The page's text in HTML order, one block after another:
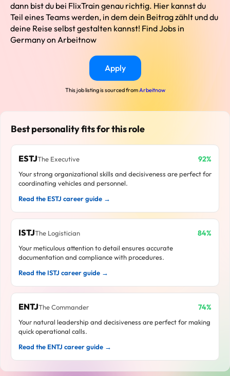
dann bist du bei FlixTrain genau richtig. Hier kannst du
Teil eines Teams werden, in dem dein Beitrag zählt und du
deine Reise selbst gestalten kannst! Find Jobs in
Germany on Arbeitnow
Apply
This job listing is sourced fromArbeitnow
Best personality fits for this role
ESTJThe Executive 92%
Your strong organizational skills and decisiveness are perfect for
coordinating vehicles and personnel.
Read the ESTJ career guide →
ISTJThe Logistician 84%
Your meticulous attention to detail ensures accurate
documentation and compliance with procedures.
Read the ISTJ career guide →
ENTJThe Commander 74%
Your natural leadership and decisiveness are perfect for making
quick operational calls.
Read the ENTJ career guide →